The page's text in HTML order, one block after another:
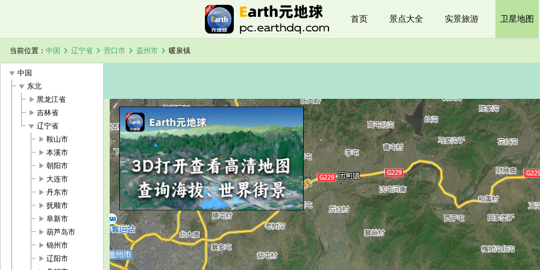
首页 景点大全 实景旅游 卫星地图
当前位置： 中国 chevron_right 辽宁省 chevron_right 营口市 chevron_right 盖州市 chevron_right 暖泉镇
play_arrow 中国
play_arrow 东北
play_arrow 黑龙江省
play_arrow 吉林省
play_arrow 辽宁省
play_arrow 鞍山市
play_arrow 本溪市
play_arrow 朝阳市
play_arrow 大连市
play_arrow 丹东市
play_arrow 抚顺市
play_arrow 阜新市
play_arrow 葫芦岛市
play_arrow 锦州市
play_arrow 辽阳市
暖泉镇卫星地图加载中，请稍候...